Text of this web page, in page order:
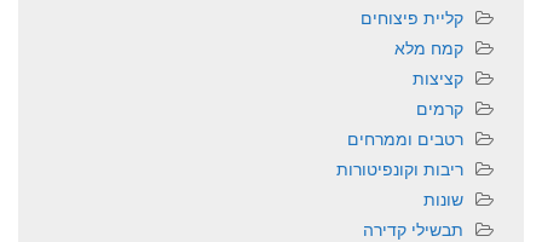
קליית פיצוחים
קמח מלא
קציצות
קרמים
רטבים וממרחים
ריבות וקונפיטורות
שונות
תבשילי קדירה